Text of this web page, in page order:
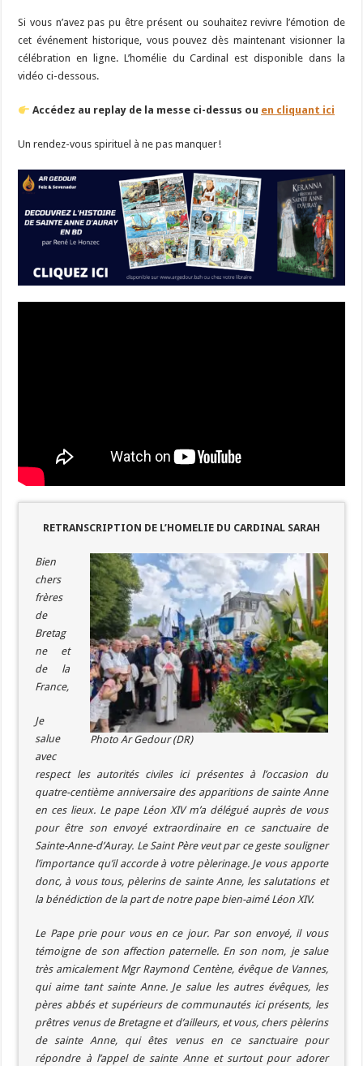
Si vous n’avez pas pu être présent ou souhaitez revivre l’émotion de
cet événement historique, vous pouvez dès maintenant visionner la
célébration en ligne. L’homélie du Cardinal est disponible dans la
vidéo ci-dessous.
Accédez au replay de la messe ci-dessus ou en cliquant ici
Un rendez-vous spirituel à ne pas manquer !
RETRANSCRIPTION DE L’HOMELIE DU CARDINAL SARAH
Photo Ar Gedour (DR)
Bien
chers
frères
de
Bretag
ne et
de la
France,
Je
salue
avec
respect les autorités civiles ici présentes à l’occasion du
quatre-centième anniversaire des apparitions de sainte Anne
en ces lieux. Le pape Léon XIV m’a délégué auprès de vous
pour être son envoyé extraordinaire en ce sanctuaire de
Sainte-Anne-d’Auray. Le Saint Père veut par ce geste souligner
l’importance qu’il accorde à votre pèlerinage. Je vous apporte
donc, à vous tous, pèlerins de sainte Anne, les salutations et
la bénédiction de la part de notre pape bien-aimé Léon XIV.
Le Pape prie pour vous en ce jour. Par son envoyé, il vous
témoigne de son affection paternelle. En son nom, je salue
très amicalement Mgr Raymond Centène, évêque de Vannes,
qui aime tant sainte Anne. Je salue les autres évêques, les
pères abbés et supérieurs de communautés ici présents, les
prêtres venus de Bretagne et d’ailleurs, et vous, chers pèlerins
de sainte Anne, qui êtes venus en ce sanctuaire pour
répondre à l’appel de sainte Anne et surtout pour adorer